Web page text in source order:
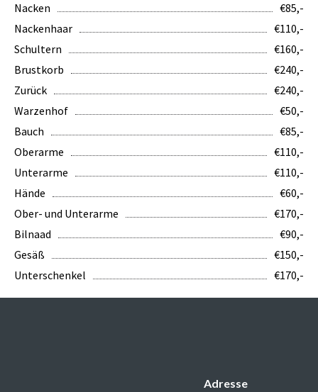
Nacken
€85,-
Nackenhaar
€110,-
Schultern
€160,-
Brustkorb
€240,-
Zurück
€240,-
Warzenhof
€50,-
Bauch
€85,-
Oberarme
€110,-
Unterarme
€110,-
Hände
€60,-
Ober- und Unterarme
€170,-
Bilnaad
€90,-
Gesäß
€150,-
Unterschenkel
€170,-
Adresse